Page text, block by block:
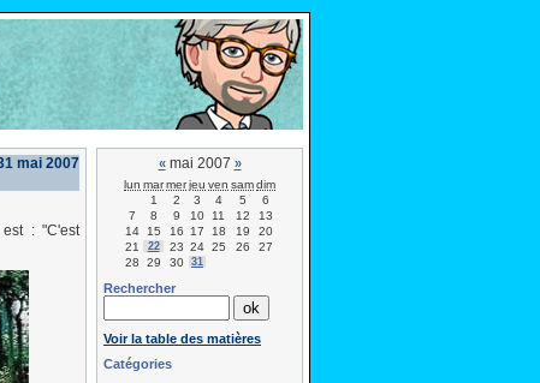
mai 2007
: "C'est
«mai 2007 »
lun marmerjeu ven samdim
1
2 3 4 5
6
7
8 9 10 11 12
13
14
15 16 17 18 19
20
21
22 23 24 25 26
27
28
29 30 31
Rechercher
Voir la table des matières
Catégories